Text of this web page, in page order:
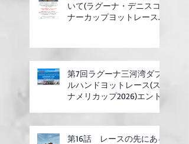
いて(ラグーナ・デニスコ
ナーカップヨットレース合
第7回ラグーナ三河湾ダブ
ルハンドヨットレース(ス
ナメリカップ2026)エント
第16話 レースの先にある